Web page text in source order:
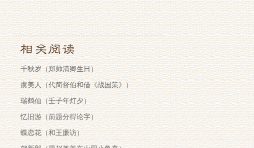
千秋岁（郑帅清卿生日）
虞美人（代简督伯和借《战国策》）
瑞鹤仙（壬子年灯夕）
忆旧游（前题分得论字）
蝶恋花（和王廉访）